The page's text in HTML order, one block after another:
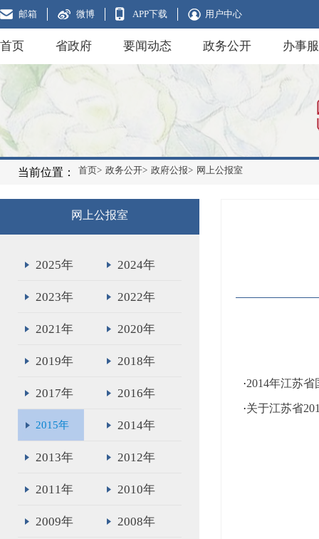
邮箱 微博 APP下载 用户中心
首页 省政府 要闻动态 政务公开 办事
当前位置： 首页> 政务公开> 政府公报> 网上公报室
网上公报室
2025年 2024年
2023年 2022年
2021年 2020年
2019年 2018年
2017年 2016年
2015年 2014年
2013年 2012年
2011年 2010年
2009年 2008年
·2014年江苏
·关于江苏省